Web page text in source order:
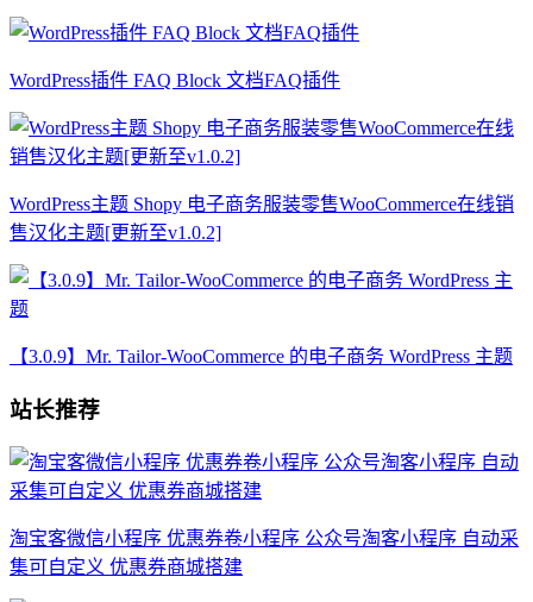
WordPress插件 FAQ Block 文档FAQ插件
WordPress主题 Shopy 电子商务服装零售WooCommerce在线销
售汉化主题[更新至v1.0.2]
【3.0.9】Mr. Tailor-WooCommerce 的电子商务 WordPress 主题
站长推荐
淘宝客微信小程序 优惠券卷小程序 公众号淘客小程序 自动采
集可自定义 优惠券商城搭建